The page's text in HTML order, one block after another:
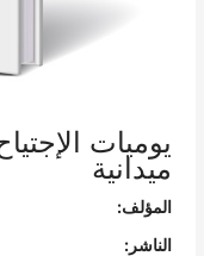
يوميات
ميدانية
المؤلف:
الناشر: